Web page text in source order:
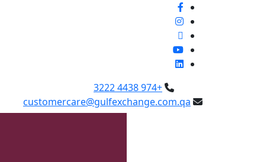
+974 4438 3222
customercare@gulfexchange.com.qa